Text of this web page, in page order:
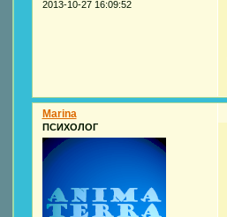
2013-10-27 16:09:52
Marina
ПСИХОЛОГ